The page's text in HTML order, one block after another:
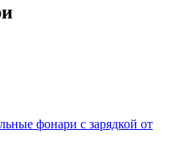
фонари с зарядкой от